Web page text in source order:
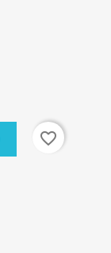
favorite_border